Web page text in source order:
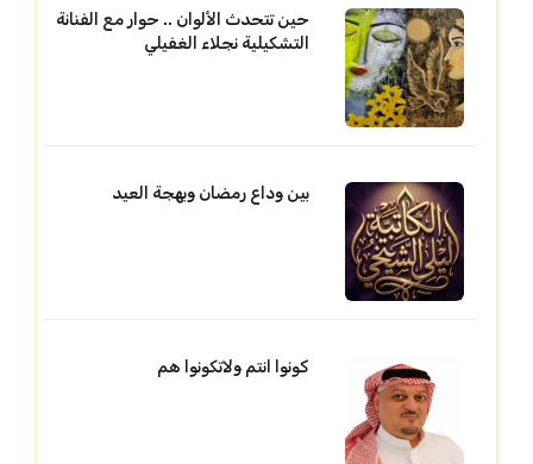
حين تتحدث الألوان .. حوار مع الفنانة
التشكيلية نجلاء الغفيلي
بين وداع رمضان وبهجة العيد
كونوا انتم ولاتكونوا هم